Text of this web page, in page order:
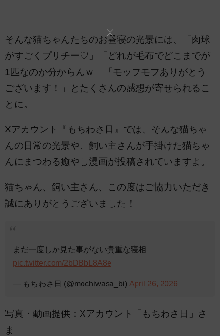
そんな猫ちゃんたちのお昼寝の光景には、「肉球
がすごくプリチー♡」「どれが毛布でどこまでが
1匹なのか分からんｗ」「モッフモフありがとう
ございます！」とたくさんの感想が寄せられるこ
とに。
Xアカウント『もちわさ日』では、そんな猫ちゃ
んの日常の光景や、飼い主さんが手掛けた猫ちゃ
んにまつわる癒やし漫画が投稿されていますよ。
猫ちゃん、飼い主さん、この度はご協力いただき
誠にありがとうございました！
まだ一度しか見た事がない貴重な寝相
pic.twitter.com/2bDBbL8A8e
— もちわさ日 (@mochiwasa_bi) April 26, 2026
写真・動画提供：Xアカウント「もちわさ日」さ
ま